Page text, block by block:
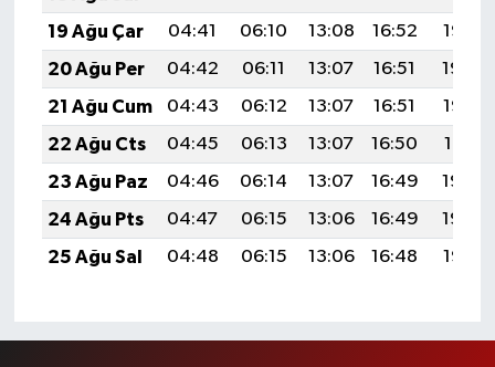
19 Ağu Çar
04:41 06:10 13:08 16:52
19:55
20 Ağu Per
04:42 06:11 13:07 16:51
19:54
21 Ağu Cum
04:43 06:12 13:07 16:51
19:52
22 Ağu Cts
04:45 06:13 13:07 16:50
19:51
23 Ağu Paz
04:46 06:14 13:07 16:49
19:49
24 Ağu Pts
04:47 06:15 13:06 16:49
19:48
25 Ağu Sal
04:48 06:15 13:06 16:48 19:47